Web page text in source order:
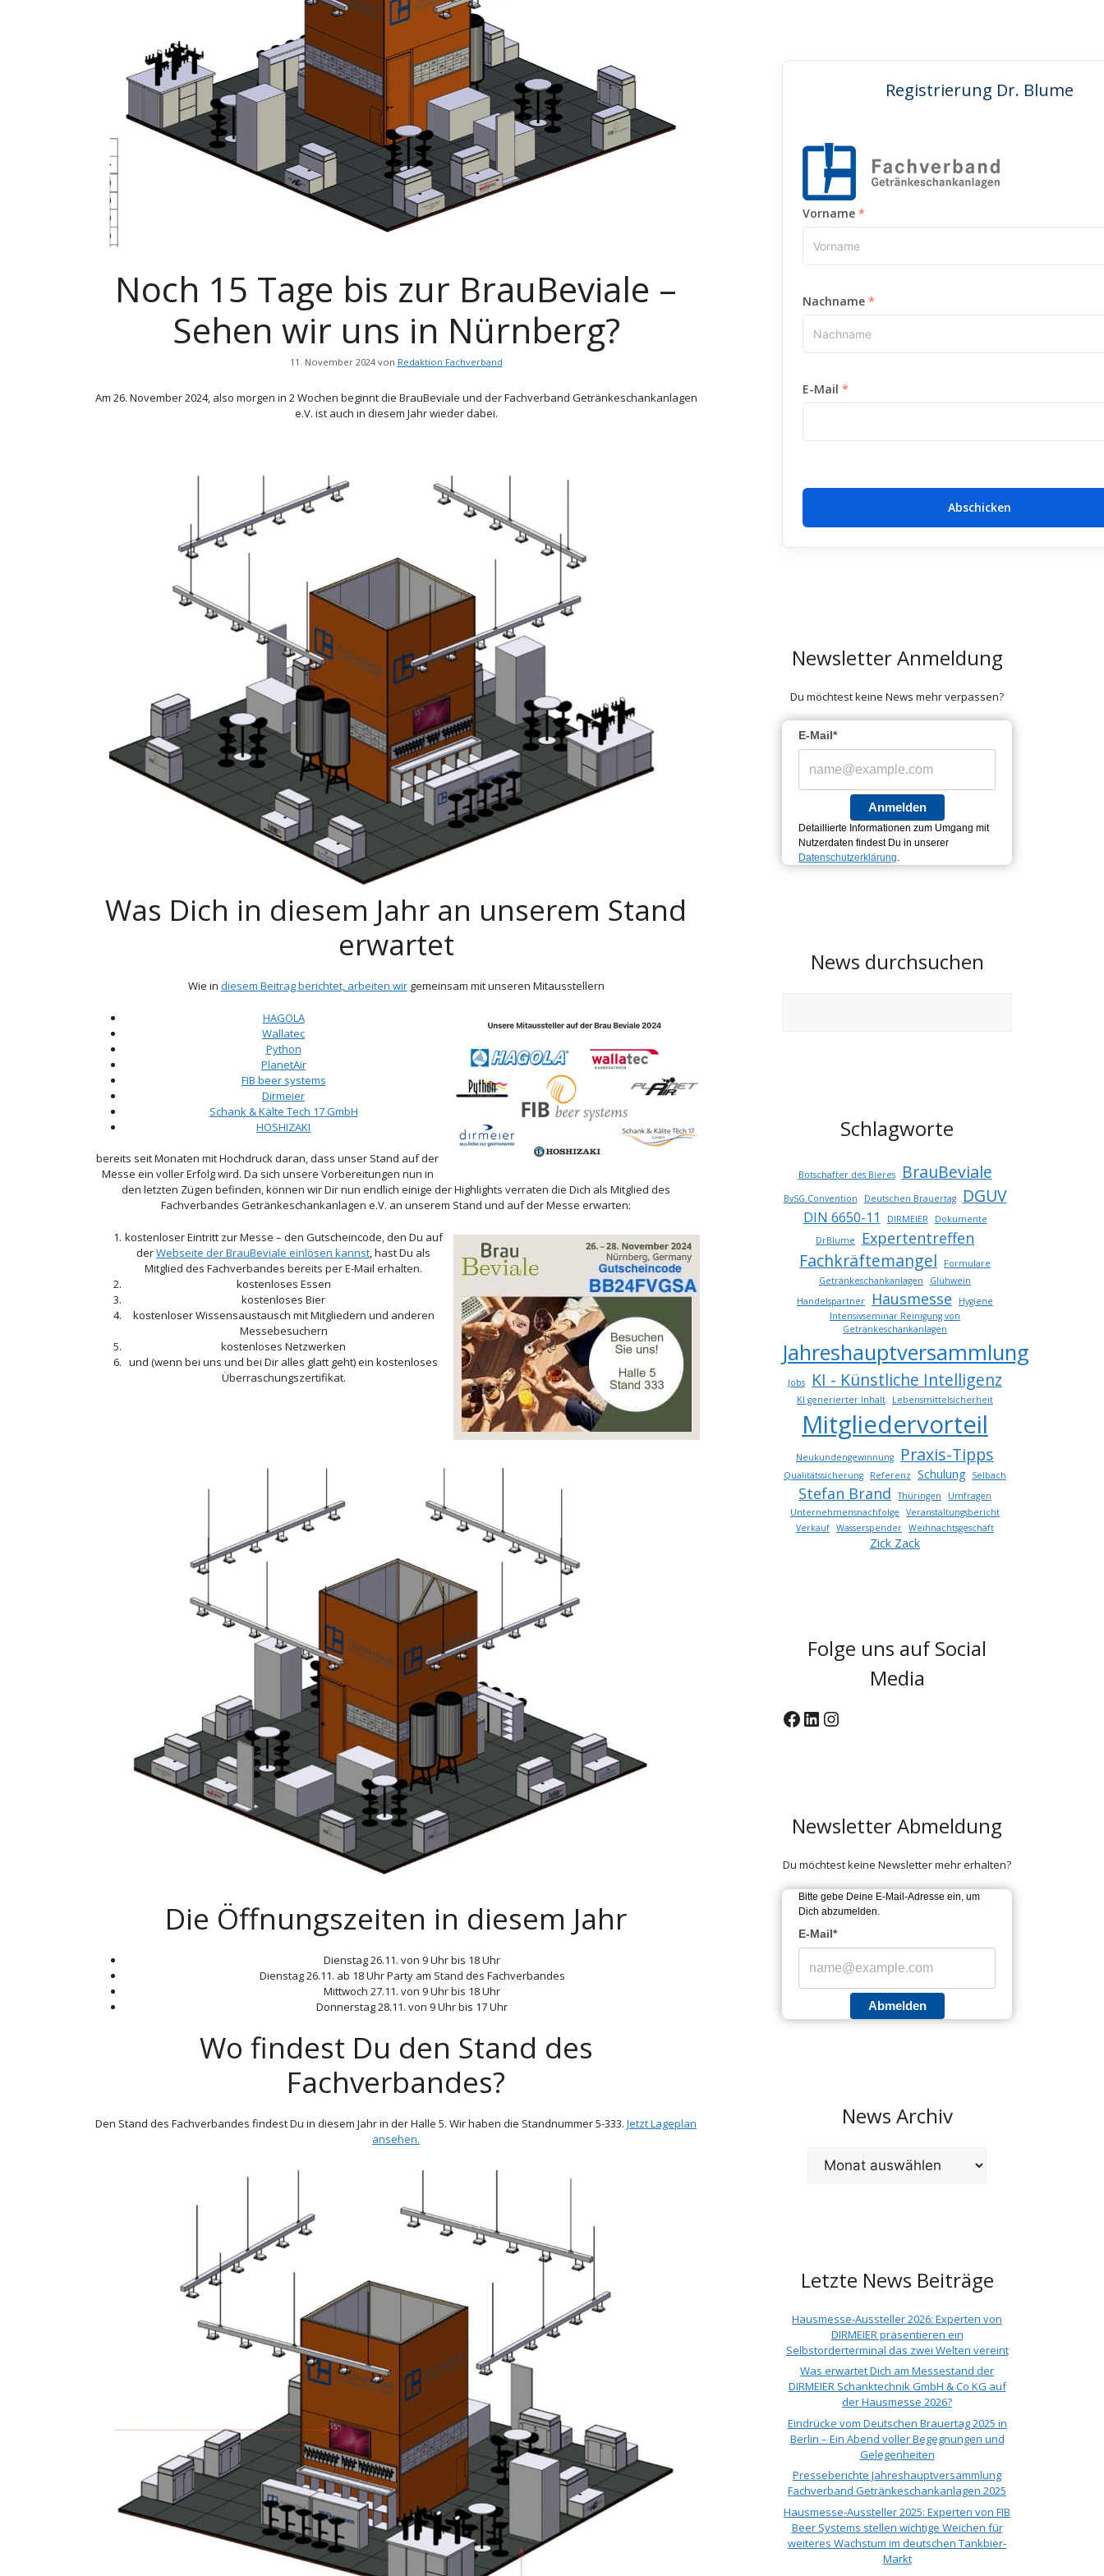
Noch 15 Tage bis zur BrauBeviale –
Sehen wir uns in Nürnberg?
11. November 2024 von Redaktion Fachverband
Am 26. November 2024, also morgen in 2 Wochen beginnt die BrauBeviale und der Fachverband Getränkeschankanlagen
e.V. ist auch in diesem Jahr wieder dabei.
Was Dich in diesem Jahr an unserem Stand
erwartet
Wie in diesem Beitrag berichtet, arbeiten wirgemeinsam mit unseren Mitausstellern
HAGOLA
Wallatec
Python
PlanetAir
FIB beer systems
Dirmeier
Schank & Kälte Tech 17 GmbH
HOSHIZAKI
bereits seit Monaten mit Hochdruck daran, dass unser Stand auf der
Messe ein voller Erfolg wird. Da sich unsere Vorbereitungen nun in
den letzten Zügen befinden, können wir Dir nun endlich einige der Highlights verraten die Dich als Mitglied des
Fachverbandes Getränkeschankanlagen e.V. an unserem Stand und auf der Messe erwarten:
kostenloser Eintritt zur Messe – den Gutscheincode, den Du auf
derWebseite der BrauBeviale einlösen kannst , hast Du als
Mitglied des Fachverbandes bereits per E-Mail erhalten.
kostenloses Essen
kostenloses Bier
kostenloser Wissensaustausch mit Mitgliedern und anderen
Messebesuchern
kostenloses Netzwerken
und (wenn bei uns und bei Dir alles glatt geht) ein kostenloses
Überraschungszertifikat.
Die Öffnungszeiten in diesem Jahr
Dienstag 26.11. von 9 Uhr bis 18 Uhr
Dienstag 26.11. ab 18 Uhr Party am Stand des Fachverbandes
Mittwoch 27.11. von 9 Uhr bis 18 Uhr
Donnerstag 28.11. von 9 Uhr bis 17 Uhr
Wo findest Du den Stand des
Fachverbandes?
Den Stand des Fachverbandes findest Du in diesem Jahr in der Halle 5. Wir haben die Standnummer 5-333. Jetzt Lageplan
ansehen.
Registrierung Dr. Blume
Vorname
Nachname
E-Mail
Abschicken
Newsletter Anmeldung
Du möchtest keine News mehr verpassen?
E-Mail*
Anmelden
Detaillierte Informationen zum Umgang mit
Nutzerdaten findest Du in unserer
Datenschutzerklärung.
News durchsuchen
Schlagworte
Botschafter des Bieres BrauBeviale
BvSG.Convention Deutschen Brauertag DGUV
DIN 6650-11 DIRMEIER
Dokumente
DrBlume
Expertentreffen
Fachkräftemangel
Formulare
Getränkeschankanlagen
Glühwein
Handelspartner
Hausmesse
Hygiene
Intensivseminar Reinigung von
Getränkeschankanlagen
Jahreshauptversammlung
Jobs KI - Künstliche Intelligenz
KI generierter Inhalt Lebensmittelsicherheit
Mitgliedervorteil
Neukundengewinnung Praxis-Tipps
Qualitätssicherung Referenz Schulung Selbach
Stefan Brand Thüringen
Umfragen
Unternehmensnachfolge
Veranstaltungsbericht
Verkauf Wasserspender Weihnachtsgeschäft
Zick Zack
Folge uns auf Social
Media
Facebook
LinkedIn
Instagram
Newsletter Abmeldung
Du möchtest keine Newsletter mehr erhalten?
Bitte gebe Deine E-Mail-Adresse ein, um
Dich abzumelden.
E-Mail*
Abmelden
News Archiv
Letzte News Beiträge
Hausmesse-Aussteller 2026: Experten von
DIRMEIER präsentieren ein
Selbstorderterminal das zwei Welten vereint
Was erwartet Dich am Messestand der
DIRMEIER Schanktechnik GmbH & Co KG auf
der Hausmesse 2026?
Eindrücke vom Deutschen Brauertag 2025 in
Berlin – Ein Abend voller Begegnungen und
Gelegenheiten
Presseberichte Jahreshauptversammlung
Fachverband Getränkeschankanlagen 2025
Hausmesse-Aussteller 2025: Experten von FIB
Beer Systems stellen wichtige Weichen für
weiteres Wachstum im deutschen Tankbier-
Markt